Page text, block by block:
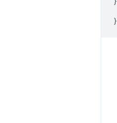
}